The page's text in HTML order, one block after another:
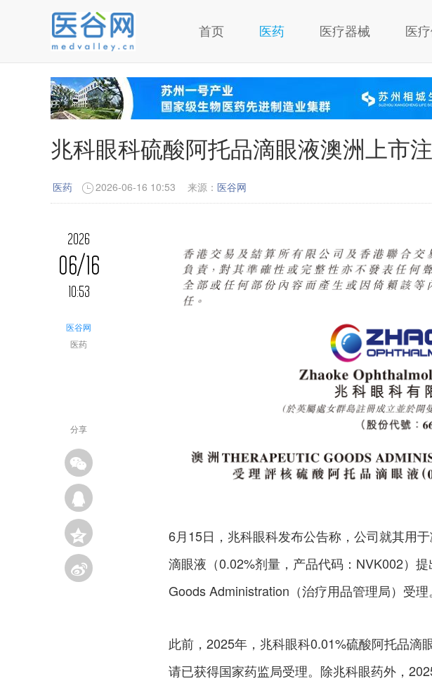
首页 医药 医疗器械 医
兆科眼科硫酸阿托品滴眼液澳洲上市
医药 2026-06-16 10:53 来源： 医谷网
2026
06/16
10:53
医谷网
医药
分享
6月15日，兆科眼科发布公告称，公司就其用
滴眼液（0.02%剂量，产品代码：NVK002）
Goods Administration（治疗用品管理局）受理。
此前，2025年，兆科眼科0.01%硫酸阿托品滴
请已获得国家药监局受理。除兆科眼药外，